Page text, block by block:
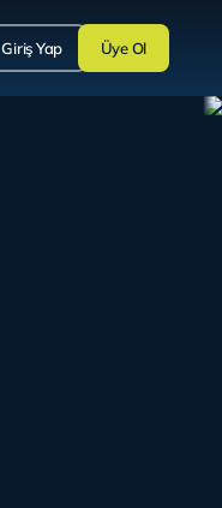
Giriş Yap Üye Ol